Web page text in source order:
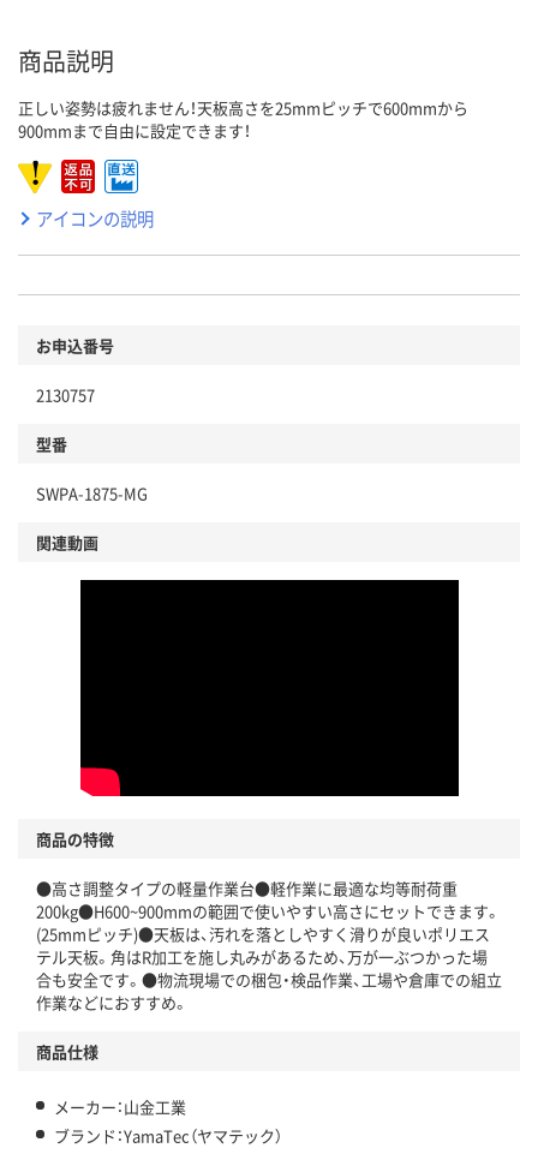
商品説明
正しい姿勢は疲れません！天板高さを25mmピッチで600mmから
900mmまで自由に設定できます！
アイコンの説明
お申込番号
2130757
型番
SWPA-1875-MG
関連動画
商品の特徴
●高さ調整タイプの軽量作業台●軽作業に最適な均等耐荷重
200kg●H600~900mmの範囲で使いやすい高さにセットできます。
(25mmピッチ)●天板は、汚れを落としやすく滑りが良いポリエス
テル天板。角はR加工を施し丸みがあるため、万が一ぶつかった場
合も安全です。●物流現場での梱包・検品作業、工場や倉庫での組立
作業などにおすすめ。
商品仕様
メーカー：山金工業
ブランド：YamaTec（ヤマテック）